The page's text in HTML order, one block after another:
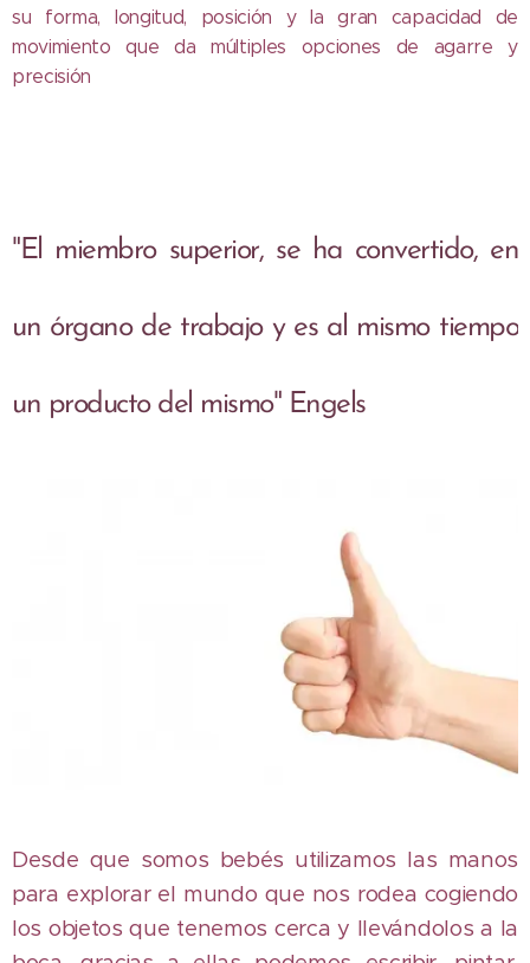
su forma, longitud, posición y la gran capacidad de
movimiento que da múltiples opciones de agarre y
precisión
"El miembro superior, se ha convertido, en
un órgano de trabajo y es al mismo tiempo
un producto del mismo" Engels
Desde que somos bebés utilizamos las manos
para explorar el mundo que nos rodea cogiendo
los objetos que tenemos cerca y llevándolos a la